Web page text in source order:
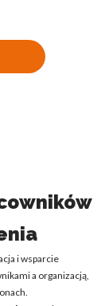
i wsparcie
a organizacją,